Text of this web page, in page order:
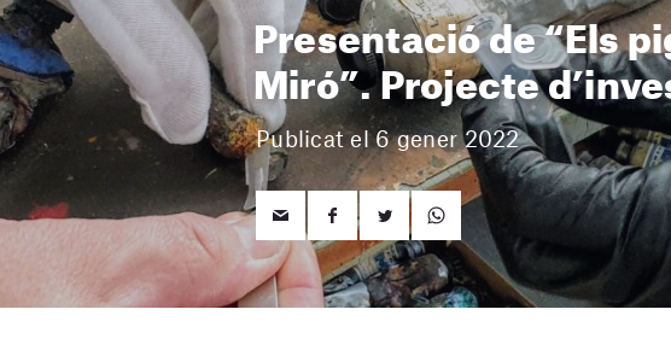
Presentació de “Els
Miró”. Projecte
Publicat el 6 gener 2022